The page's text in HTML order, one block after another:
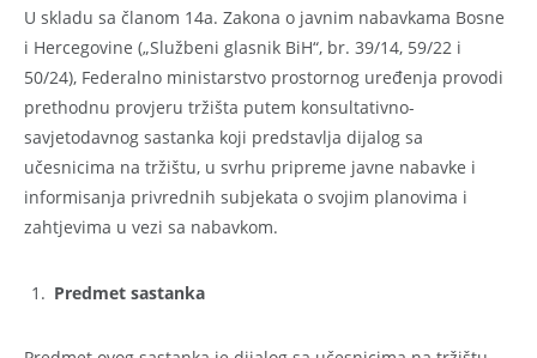
U skladu sa članom 14a. Zakona o javnim nabavkama Bosne
i Hercegovine („Službeni glasnik BiH“, br. 39/14, 59/22 i
50/24), Federalno ministarstvo prostornog uređenja provodi
prethodnu provjeru tržišta putem konsultativno-
savjetodavnog sastanka koji predstavlja dijalog sa
učesnicima na tržištu, u svrhu pripreme javne nabavke i
informisanja privrednih subjekata o svojim planovima i
zahtjevima u vezi sa nabavkom.
Predmet sastanka